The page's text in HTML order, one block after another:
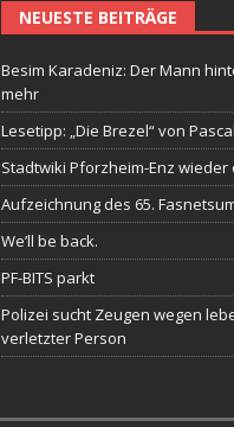
NEUESTE BEITRÄGE
Besim Karadeniz: Der Mann
mehr
Lesetipp: „Die Brezel“ von
Stadtwiki Pforzheim-Enz wieder
Aufzeichnung des 65.
We’ll be back.
PF-BITS parkt
Polizei sucht Zeugen wegen
verletzter Person